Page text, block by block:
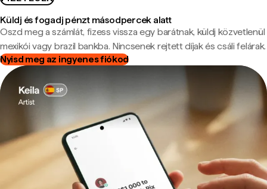
Küldj és fogadj pénzt másodpercek alatt
Oszd meg a számlát, fizess vissza egy barátnak, küldj közvetlenül
mexikói vagy brazil bankba. Nincsenek rejtett díjak és csáli felárak.
Nyisd meg az ingyenes fiókod